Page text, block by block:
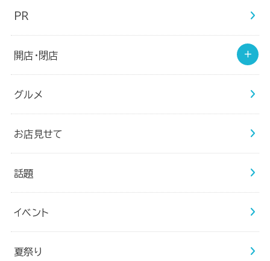
PR
開店・閉店
グルメ
お店見せて
話題
イベント
夏祭り